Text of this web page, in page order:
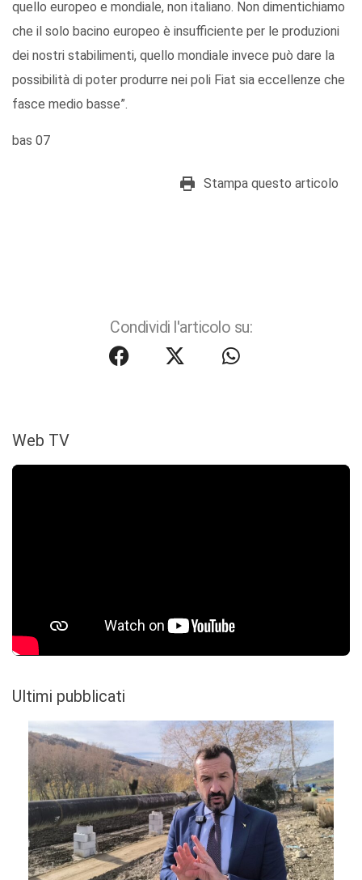
quello europeo e mondiale, non italiano. Non dimentichiamo
che il solo bacino europeo è insufficiente per le produzioni
dei nostri stabilimenti, quello mondiale invece può dare la
possibilità di poter produrre nei poli Fiat sia eccellenze che
fasce medio basse”.
bas 07
Stampa questo articolo
Condividi l'articolo su:
Web TV
Ultimi pubblicati